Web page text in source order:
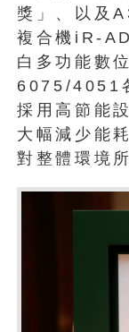
獎」、以及
複合機iR-
白多功能數
6075/4051
採用高節能
大幅減少能
對整體環境